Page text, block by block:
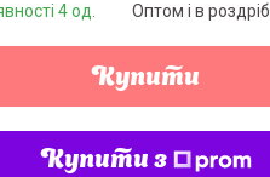
4 од. Оптом і в роздріб
Купити
Купити з